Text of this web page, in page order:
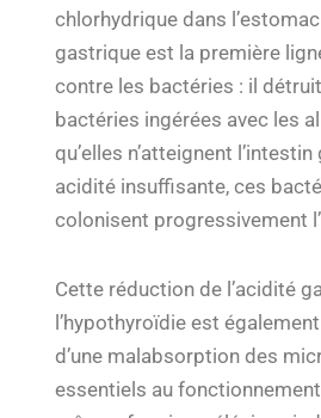
chlorhydrique dans
gastrique est la première
contre les bactéries : il
bactéries ingérées avec les
qu’elles n’atteignent
acidité insuffisante, ces
colonisent progressivement
Cette réduction de l’acidité
l’hypothyroïdie est
d’une malabsorption des
essentiels au